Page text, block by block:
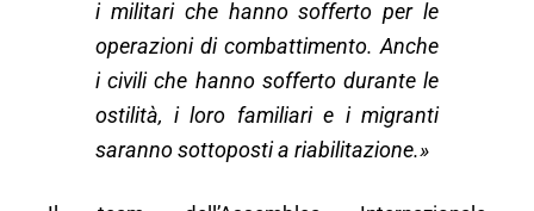
i militari che hanno sofferto per le
operazioni di combattimento. Anche
i civili che hanno sofferto durante le
ostilità, i loro familiari e i migranti
saranno sottoposti a riabilitazione.»